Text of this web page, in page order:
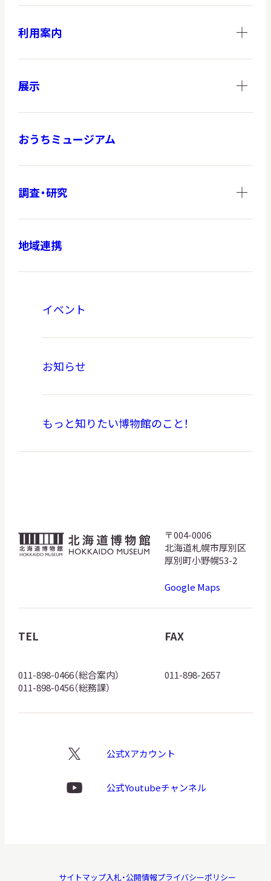
利用案内
展示
おうちミュージアム
調査・研究
地域連携
イベント
お知らせ
もっと知りたい博物館のこと！
北
海
物
館
ゴ
〒004-0006
北海道札幌市厚別区
厚別町小野幌53-2
Google Maps
TEL
011-898-0466（総合案内）
011-898-0456（総務課）
FAX
011-898-2657
X
ゴ
公式Xアカウント
Youtube
公式Youtubeチャンネル
サイトマップ入札・公開情報プライバシーポリシー